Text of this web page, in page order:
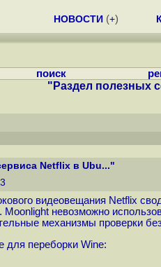
НОВОСТИ (+)
поиск
"Раздел полезных
Netflix в Ubu..."
видеовещания Netflix
невозможно
механизмы проверки
для переборки Wine: